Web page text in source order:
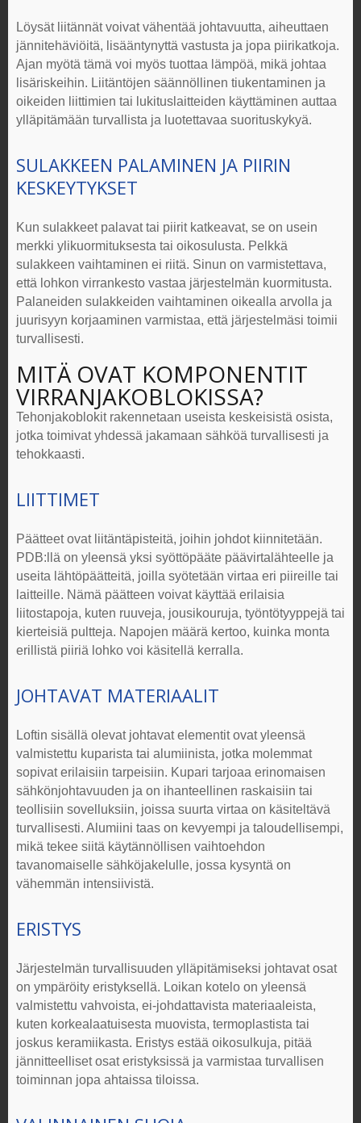
Löysät liitännät voivat vähentää johtavuutta, aiheuttaen
jännitehäviöitä, lisääntynyttä vastusta ja jopa piirikatkoja.
Ajan myötä tämä voi myös tuottaa lämpöä, mikä johtaa
lisäriskeihin. Liitäntöjen säännöllinen tiukentaminen ja
oikeiden liittimien tai lukituslaitteiden käyttäminen auttaa
ylläpitämään turvallista ja luotettavaa suorituskykyä.
SULAKKEEN PALAMINEN JA PIIRIN
KESKEYTYKSET
Kun sulakkeet palavat tai piirit katkeavat, se on usein
merkki ylikuormituksesta tai oikosulusta. Pelkkä
sulakkeen vaihtaminen ei riitä. Sinun on varmistettava,
että lohkon virrankesto vastaa järjestelmän kuormitusta.
Palaneiden sulakkeiden vaihtaminen oikealla arvolla ja
juurisyyn korjaaminen varmistaa, että järjestelmäsi toimii
turvallisesti.
MITÄ OVAT KOMPONENTIT
VIRRANJAKOBLOKISSA?
Tehonjakoblokit rakennetaan useista keskeisistä osista,
jotka toimivat yhdessä jakamaan sähköä turvallisesti ja
tehokkaasti.
LIITTIMET
Päätteet ovat liitäntäpisteitä, joihin johdot kiinnitetään.
PDB:llä on yleensä yksi syöttöpääte päävirtalähteelle ja
useita lähtöpäätteitä, joilla syötetään virtaa eri piireille tai
laitteille. Nämä päätteen voivat käyttää erilaisia
liitostapoja, kuten ruuveja, jousikouruja, työntötyyppejä tai
kierteisiä pultteja. Napojen määrä kertoo, kuinka monta
erillistä piiriä lohko voi käsitellä kerralla.
JOHTAVAT MATERIAALIT
Loftin sisällä olevat johtavat elementit ovat yleensä
valmistettu kuparista tai alumiinista, jotka molemmat
sopivat erilaisiin tarpeisiin. Kupari tarjoaa erinomaisen
sähkönjohtavuuden ja on ihanteellinen raskaisiin tai
teollisiin sovelluksiin, joissa suurta virtaa on käsiteltävä
turvallisesti. Alumiini taas on kevyempi ja taloudellisempi,
mikä tekee siitä käytännöllisen vaihtoehdon
tavanomaiselle sähköjakelulle, jossa kysyntä on
vähemmän intensiivistä.
ERISTYS
Järjestelmän turvallisuuden ylläpitämiseksi johtavat osat
on ympäröity eristyksellä. Loikan kotelo on yleensä
valmistettu vahvoista, ei-johdattavista materiaaleista,
kuten korkealaatuisesta muovista, termoplastista tai
joskus keramiikasta. Eristys estää oikosulkuja, pitää
jännitteelliset osat eristyksissä ja varmistaa turvallisen
toiminnan jopa ahtaissa tiloissa.